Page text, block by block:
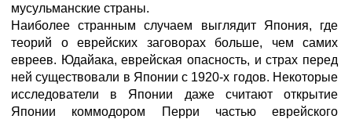
мусульманские страны.
Наиболее странным случаем выглядит Япония, где
теорий о еврейских заговорах больше, чем самих
евреев. Юдайака, еврейская опасность, и страх перед
ней существовали в Японии с 1920-х годов. Некоторые
исследователи в Японии даже считают открытие
Японии коммодором Перри частью еврейского